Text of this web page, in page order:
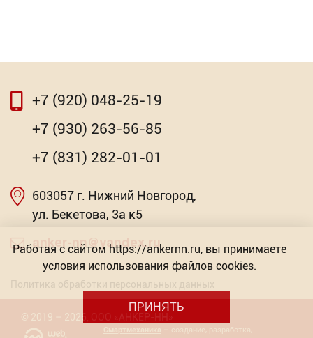
Щетка уличная GRINDA EURO
от 634.77
⇦
Насадка для МФИ ЗУБР DIAMOND керамика,
мрамор, стекло
Торговых предложений: 2
от 603.57Р
+7 (920) 048-25-19
+7 (930) 263-56-85
+7 (831) 282-01-01
603057 г. Нижний Новгород,
ул. Бекетова, 3а к5
anker-nn@yandex.ru
Политика обработки персональных данных
© 2019 – 2026 ООО «АНКЕР-НН»
Смартмеханика – создание, разработка,
Работая с сайтом https://ankernn.ru, вы принимаете
условия использования файлов cookies.
ПРИНЯТЬ